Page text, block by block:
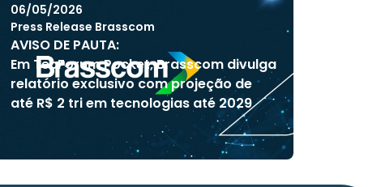
06/05/2026
Press Release Brasscom
AVISO DE PAUTA:
Em TecForum Pocket, Brasscom divulga
relatório exclusivo com projeção de
até R$ 2 tri em tecnologias até 2029